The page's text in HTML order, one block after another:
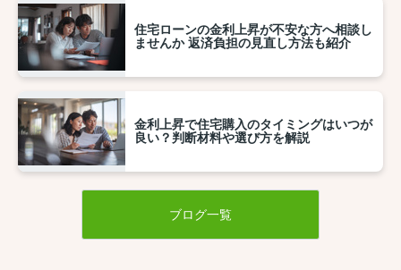
住宅ローンの金利上昇が不安な方へ相談し
ませんか 返済負担の見直し方法も紹介
金利上昇で住宅購入のタイミングはいつが
良い？判断材料や選び方を解説
ブログ一覧